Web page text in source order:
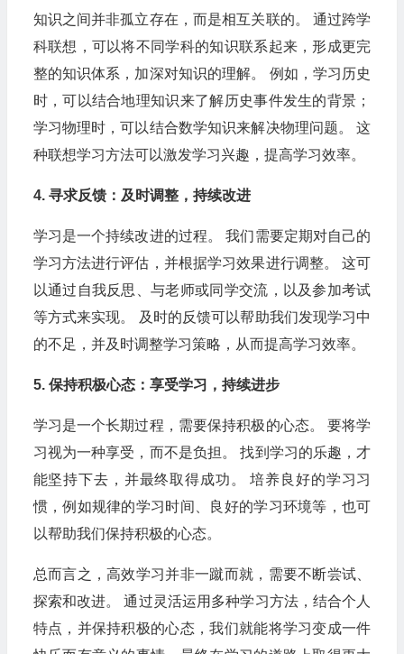
知识之间并非孤立存在，而是相互关联的。 通过跨学
科联想，可以将不同学科的知识联系起来，形成更完
整的知识体系，加深对知识的理解。 例如，学习历史
时，可以结合地理知识来了解历史事件发生的背景；
学习物理时，可以结合数学知识来解决物理问题。 这
种联想学习方法可以激发学习兴趣，提高学习效率。
4. 寻求反馈：及时调整，持续改进
学习是一个持续改进的过程。 我们需要定期对自己的
学习方法进行评估，并根据学习效果进行调整。 这可
以通过自我反思、与老师或同学交流，以及参加考试
等方式来实现。 及时的反馈可以帮助我们发现学习中
的不足，并及时调整学习策略，从而提高学习效率。
5. 保持积极心态：享受学习，持续进步
学习是一个长期过程，需要保持积极的心态。 要将学
习视为一种享受，而不是负担。 找到学习的乐趣，才
能坚持下去，并最终取得成功。 培养良好的学习习
惯，例如规律的学习时间、良好的学习环境等，也可
以帮助我们保持积极的心态。
总而言之，高效学习并非一蹴而就，需要不断尝试、
探索和改进。 通过灵活运用多种学习方法，结合个人
特点，并保持积极的心态，我们就能将学习变成一件